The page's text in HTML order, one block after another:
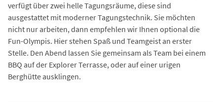
verfügt über zwei helle Tagungsräume, diese sind
ausgestattet mit moderner Tagungstechnik. Sie möchten
nicht nur arbeiten, dann empfehlen wir Ihnen optional die
Fun-Olympis. Hier stehen Spaß und Teamgeist an erster
Stelle. Den Abend lassen Sie gemeinsam als Team bei einem
BBQ auf der Explorer Terrasse, oder auf einer urigen
Berghütte ausklingen.